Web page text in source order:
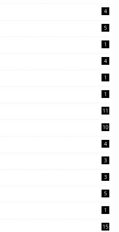
4
5
1
4
1
1
11
10
4
3
3
5
1
15